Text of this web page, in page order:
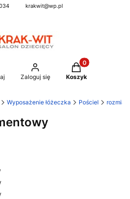
034 krakwit@wp.pl
wyszukiwarkę
Zaloguj się
Produkty w
Koszyk
Wyposażenie łóżeczka Pościel rozmiar